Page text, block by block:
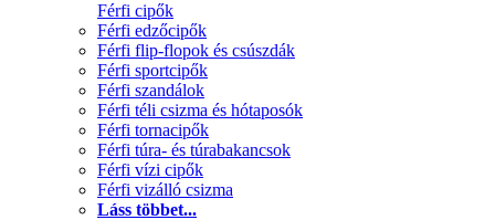
Férfi cipők
Férfi edzőcipők
Férfi flip-flopok és csúszdák
Férfi sportcipők
Férfi szandálok
Férfi téli csizma és hótaposók
Férfi tornacipők
Férfi túra- és túrabakancsok
Férfi vízi cipők
Férfi vizálló csizma
Láss többet...